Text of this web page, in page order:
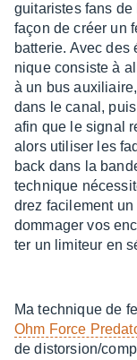
guita­ristes fans
façon de créer un
batte­rie. Avec
nique consiste à
à un bus
dans le canal,
afin que le signal
alors utili­ser les
back dans la
tech­nique
drez faci­le­ment
dom­ma­ger vos
ter un limi­teur en
Ma tech­nique de
Ohm Force
de distor­sion/